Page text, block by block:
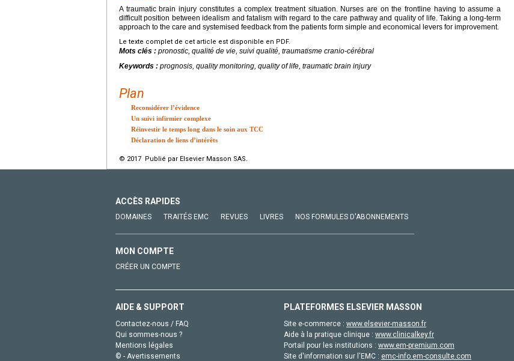
A traumatic brain injury constitutes a complex treatment situation. Nurses are on the frontline having to assume a
difficult position between idealism and fatalism with regard to the care pathway and quality of life. Taking a long-term
approach to the care and systemised feedback from the patients form simple and economical levers for improvement.
Le texte complet de cet article est disponible en PDF.
Mots clés : pronostic, qualité de vie, suivi qualité, traumatisme cranio-cérébral
Keywords : prognosis, quality monitoring, quality of life, traumatic brain injury
Plan
Reconsidérer l’évidence
Un suivi infirmier complexe
Réinvestir le temps long dans le soin aux TCC
Déclaration de liens d’intérêts
© 2017 Publié par Elsevier Masson SAS.
ACCÈS RAPIDES
DOMAINES TRAITÉS EMC REVUES LIVRES NOS FORMULES D'ABONNEMENTS
MON COMPTE
CRÉER UN COMPTE
AIDE & SUPPORT
Contactez-nous / FAQ
Qui sommes-nous ?
Mentions légales
© - Avertissements
PLATEFORMES ELSEVIER MASSON
Site e-commerce : www.elsevier-masson.fr
Aide à la pratique clinique : www.clinicalkey.fr
Portail pour les institutions : www.em-premium.com
Site d'information sur l'EMC : emc-info.em-consulte.com